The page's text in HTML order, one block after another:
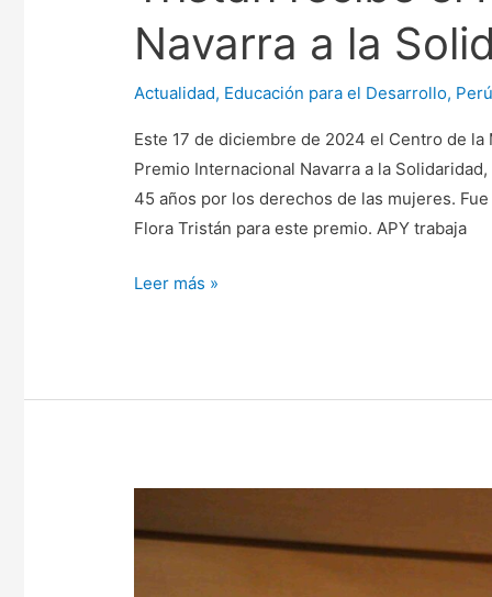
Navarra a la
Actualidad, Educación para el Desarrollo, Perú
Este 17 de diciembre de 2024 el Centro de
Premio Internacional Navarra a la
45 años por los derechos de las mujeres.
Flora Tristán para este premio. APY trabaja
Leer más »
Fajardo